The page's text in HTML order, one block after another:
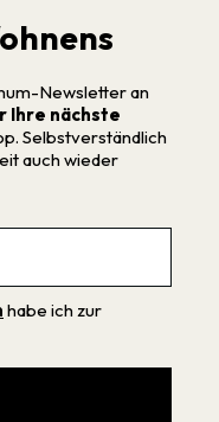
Newsletter an
Ihre nächste
Selbstverständlich
auch wieder
habe ich zur